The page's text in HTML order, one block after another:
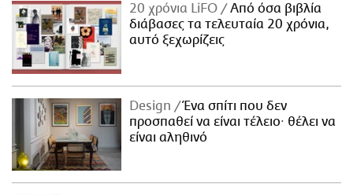
20 χρόνια LiFO
Από όσα βιβλία
διάβασες τα τελευταία 20 χρόνια,
αυτό ξεχωρίζεις
Design
Ένα σπίτι που δεν
προσπαθεί να είναι τέλειο· θέλει να
είναι αληθινό